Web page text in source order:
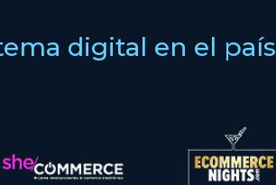
digital en el país